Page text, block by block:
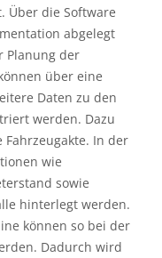
Über die Software
abgelegt
Planung der
über eine
Daten zu den
werden. Dazu
In der
wie
sowie
hinterlegt werden.
können so bei der
Dadurch wird